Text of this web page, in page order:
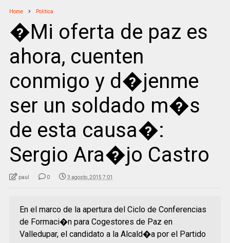
Home Politica
�Mi oferta de paz es
ahora, cuenten
conmigo y d�jenme
ser un soldado m�s
de esta causa�:
Sergio Ara�jo Castro
paul 0 3 agosto, 2015 7:01
En el marco de la apertura del Ciclo de Conferencias
de Formaci�n para Cogestores de Paz en
Valledupar, el candidato a la Alcald�a por el Partido